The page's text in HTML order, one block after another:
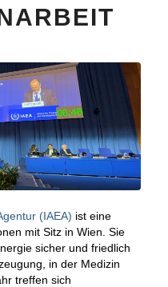
(IAEA) ist eine
mit Sitz in Wien. Sie
sicher und friedlich
in der Medizin
treffen sich